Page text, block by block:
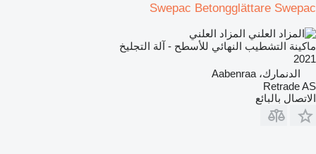
Swepac Betongglättare Swepac
المزاد العلني
ماكينة التشطيب النهائي للأسطح - آلة التجليخ
2021
الدنمارك، Aabenraa
Retrade AS
الاتصال بالبائع